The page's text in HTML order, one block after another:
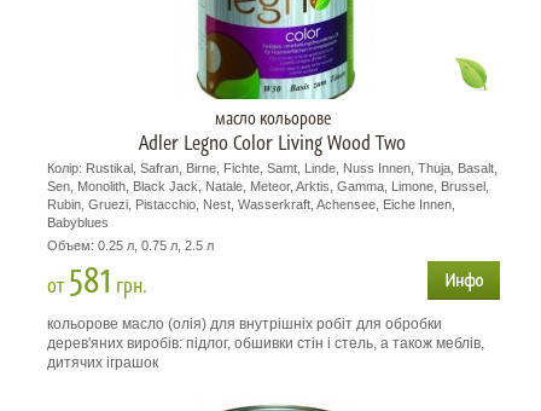
масло кольорове
Adler Legno Color Living Wood Two
Колір: Rustikal, Safran, Birne, Fichte, Samt, Linde, Nuss Innen, Thuja, Basalt,
Sen, Monolith, Black Jack, Natale, Meteor, Arktis, Gamma, Limone, Brussel,
Rubin, Gruezi, Pistacchio, Nest, Wasserkraft, Achensee, Eiche Innen,
Babyblues
Объем: 0.25 л, 0.75 л, 2.5 л
от 581 грн.
кольорове масло (олія) для внутрішніх робіт для обробки
дерев'яних виробів: підлог, обшивки стін і стель, а також меблів,
дитячих іграшок